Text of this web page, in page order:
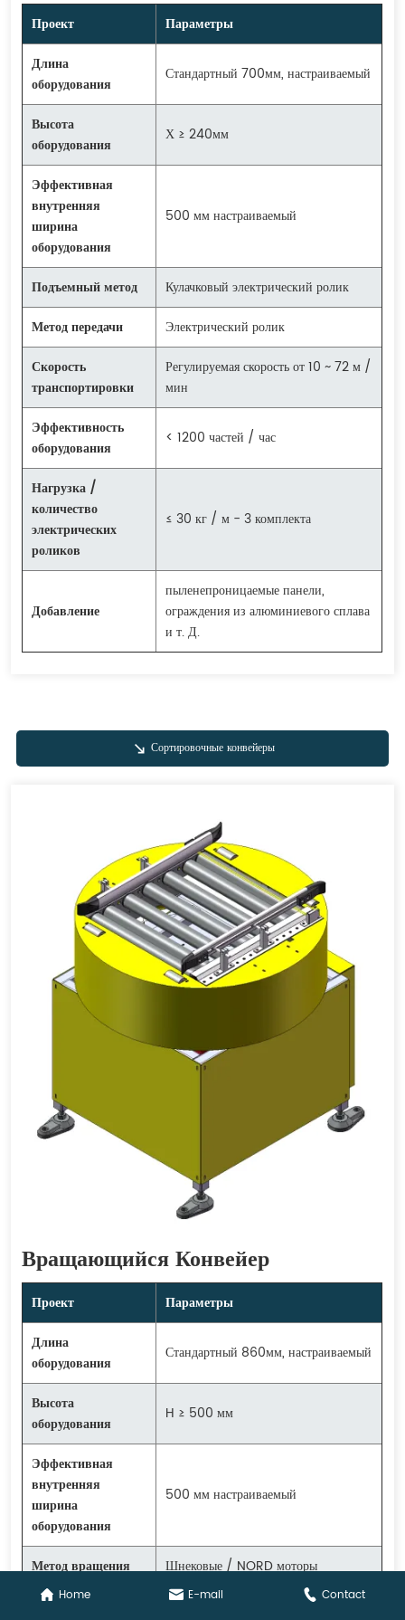
Проект
Параметры
Длина
оборудования
Стандартный 700мм, настраиваемый
Высота
оборудования
Х ≥ 240мм
Эффективная
внутренняя
ширина
оборудования
500 мм настраиваемый
Подъемный метод
Кулачковый электрический ролик
Метод передачи
Электрический ролик
Скорость
транспортировки
Регулируемая скорость от 10 ~ 72 м /
мин
Эффективность
оборудования
< 1200 частей / час
Нагрузка /
количество
электрических
роликов
≤ 30 кг / м - 3 комплекта
Добавление
пыленепроницаемые панели,
ограждения из алюминиевого сплава
и т. Д.
Сортировочные конвейеры
Вращающийся Конвейер
Проект
Параметры
Длина
оборудования
Стандартный 860мм, настраиваемый
Высота
оборудования
H ≥ 500 мм
Эффективная
внутренняя
ширина
оборудования
500 мм настраиваемый
Метод вращения
Шнековые / NORD моторы
Метод передачи
Электрический ролик
Home E-mail Contact